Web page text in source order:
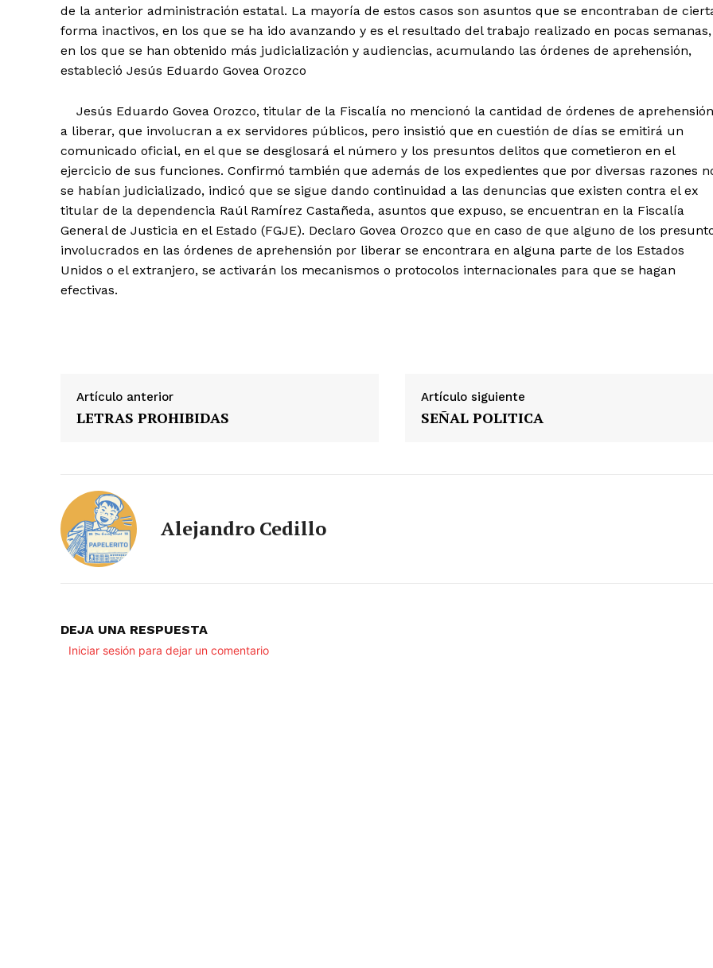
de la anterior administración estatal. La mayoría de estos casos son asuntos que se encontraban de
forma inactivos, en los que se ha ido avanzando y es el resultado del trabajo realizado en pocas semanas,
en los que se han obtenido más judicialización y audiencias, acumulando las órdenes de aprehensión,
estableció Jesús Eduardo Govea Orozco
Jesús Eduardo Govea Orozco, titular de la Fiscalía no mencionó la cantidad de órdenes de aprehensión
a liberar, que involucran a ex servidores públicos, pero insistió que en cuestión de días se emitirá un
comunicado oficial, en el que se desglosará el número y los presuntos delitos que cometieron en el
ejercicio de sus funciones. Confirmó también que además de los expedientes que por diversas razones
se habían judicializado, indicó que se sigue dando continuidad a las denuncias que existen contra el ex
titular de la dependencia Raúl Ramírez Castañeda, asuntos que expuso, se encuentran en la Fiscalía
General de Justicia en el Estado (FGJE). Declaro Govea Orozco que en caso de que alguno de los
involucrados en las órdenes de aprehensión por liberar se encontrara en alguna parte de los Estados
Unidos o el extranjero, se activarán los mecanismos o protocolos internacionales para que se hagan
efectivas.
Artículo anterior
LETRAS PROHIBIDAS
Artículo siguiente
SEÑAL POLITICA
Alejandro Cedillo
DEJA UNA RESPUESTA
Iniciar sesión para dejar un comentario